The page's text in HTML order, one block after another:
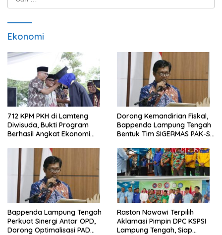
untuk:
Ekonomi
712 KPM PKH di Lamteng
Diwisuda, Bukti Program
Berhasil Angkat Ekonomi
Dorong Kemandirian Fiskal,
Bappenda Lampung Tengah
Bentuk Tim SIGERMAS PAK-SI
Bappenda Lampung Tengah
Perkuat Sinergi Antar OPD,
Dorong Optimalisasi PAD
Raston Nawawi Terpilih
Aklamasi Pimpin DPC KSPSI
Lampung Tengah, Siap